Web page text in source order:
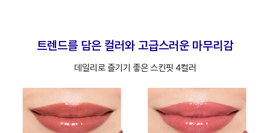
트렌드를 담은 컬러와 고급스러운 마무리감
데일리로 즐기기 좋은 스킨핏 4컬러